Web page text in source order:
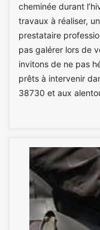
cheminée durant
travaux à réaliser,
prestataire
pas galérer lors de
invitons de ne pas
prêts à intervenir
38730 et aux